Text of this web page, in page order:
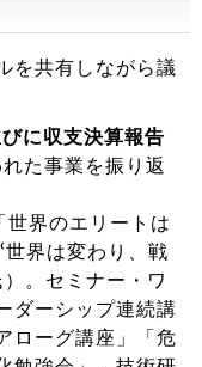
を共有しながら議
に収支決算報告
た事業を振り返
界のエリートは
界は変わり、戦
。セミナー・ワ
ダーシップ連続講
ローグ講座」「危